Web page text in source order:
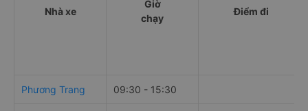
Nhà xe
Giờ
chạy
Điểm đi
Phương Trang 09:30 - 15:30